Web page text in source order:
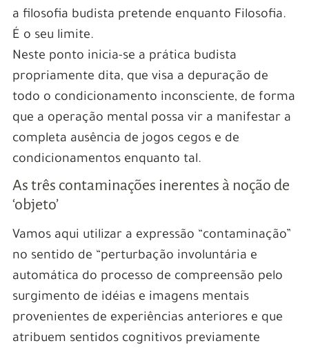
a filosofia budista pretende enquanto Filosofia.
É o seu limite.
Neste ponto inicia-se a prática budista
propriamente dita, que visa a depuração de
todo o condicionamento inconsciente, de forma
que a operação mental possa vir a manifestar a
completa ausência de jogos cegos e de
condicionamentos enquanto tal.
As três contaminações inerentes à noção de
‘objeto’
Vamos aqui utilizar a expressão “contaminação”
no sentido de “perturbação involuntária e
automática do processo de compreensão pelo
surgimento de idéias e imagens mentais
provenientes de experiências anteriores e que
atribuem sentidos cognitivos previamente